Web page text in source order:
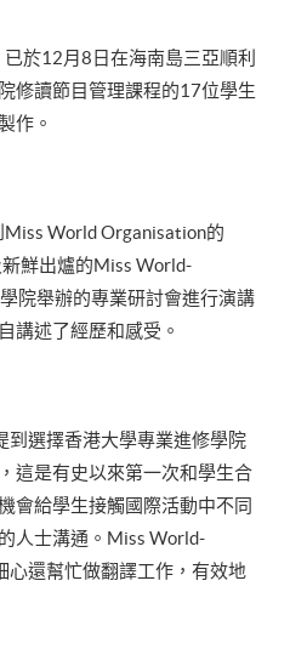
於12月8日在海南島三亞順利
修讀節目管理課程的17位學生
作。
World Organisation的
鮮出爐的Miss World-
院舉辦的專業研討會進行演講
講述了經歷和感受。
到選擇香港大學專業進修學院
這是有史以來第一次和學生合
會給學生接觸國際活動中不同
人士溝通。Miss World-
心還幫忙做翻譯工作，有效地